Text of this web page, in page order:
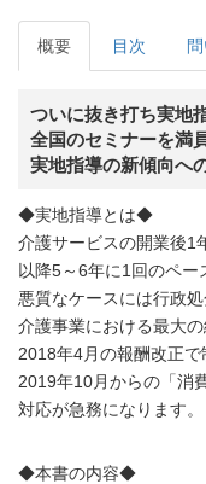
概要 目次
ついに抜き打ち実地
全国のセミナーを満
実地指導の新傾向へ
◆実地指導とは◆
介護サービスの開業後1
以降5～6年に1回のペー
悪質なケースには行政
介護事業における最大
2018年4月の報酬改正で
2019年10月からの「消
対応が急務になります。
◆本書の内容◆